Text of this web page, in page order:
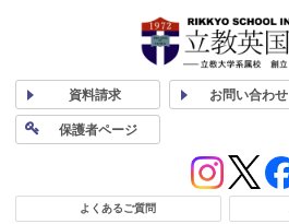
資料請求 お問い合わせ
保護者ページ
よくあるご質問